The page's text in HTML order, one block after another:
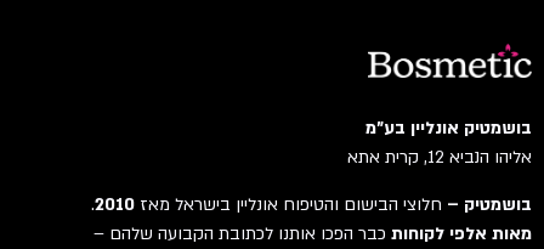
בושמטיק אונליין בע"מ
אליהו הנביא 12, קרית אתא
בושמטיק –חלוצי הבישום והטיפוח אונליין בישראל מאז2010
.
מאות אלפי לקוחותכבר הפכו אותנו לכתובת הקבועה שלהם –